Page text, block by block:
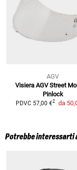
AGV
Visiera AGV Street
Pinlock
PDVC 57,00 €2 da
Potrebbe interessarti